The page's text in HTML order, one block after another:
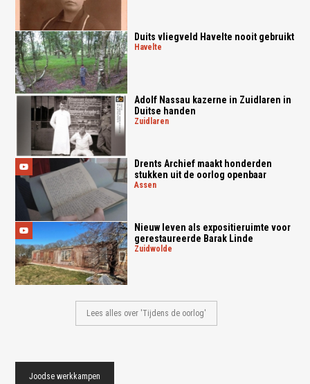
Duits vliegveld Havelte nooit gebruikt
havelte
Adolf Nassau kazerne in Zuidlaren in
Duitse handen
zuidlaren
Drents Archief maakt honderden
stukken uit de oorlog openbaar
assen
Nieuw leven als expositieruimte voor
gerestaureerde Barak Linde
zuidwolde
Lees alles over 'Tijdens de oorlog'
Joodse werkkampen